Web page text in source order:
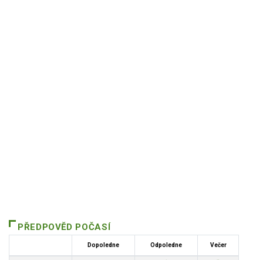
PŘEDPOVĚD POČASÍ
Dopoledne Odpoledne Večer